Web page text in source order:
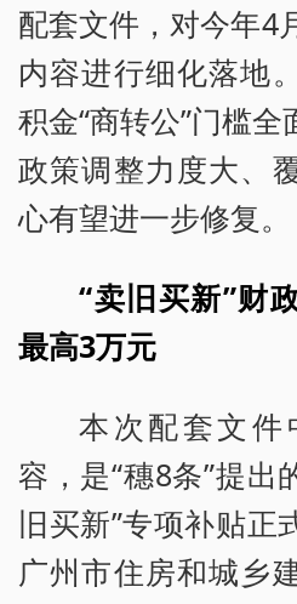
配套文件，对今年4
内容进行细化落地
积金“商转公”门槛
政策调整力度大、
心有望进一步修复。
“卖旧买新”财
最高3万元
本次配套文件
容，是“穗8条”提出
旧买新”专项补贴正
广州市住房和城乡